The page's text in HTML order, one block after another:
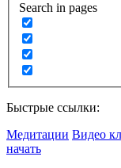
Search in pages
Быстрые ссылки:
Медитации Видео
начать